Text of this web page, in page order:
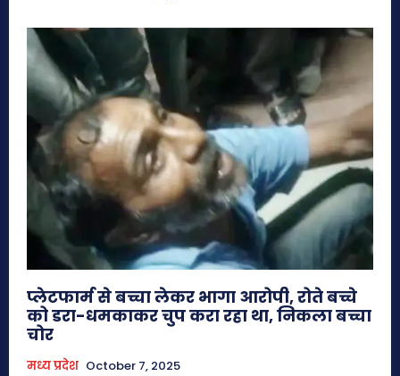
प्लेटफार्म से बच्चा लेकर भागा आरोपी, रोते बच्चे
को डरा-धमकाकर चुप करा रहा था, निकला बच्चा
चोर
मध्य प्रदेश October 7, 2025